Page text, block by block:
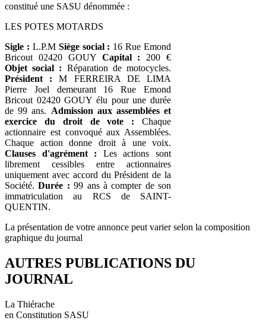
constitué une SASU dénommée :
LES POTES MOTARDS
Sigle : L.P.M Siège social : 16 Rue Emond
Bricout 02420 GOUY Capital : 200 €
Objet social : Réparation de motocycles.
Président : M FERREIRA DE LIMA
Pierre Joel demeurant 16 Rue Emond
Bricout 02420 GOUY élu pour une durée
de 99 ans. Admission aux assemblées et
exercice du droit de vote : Chaque
actionnaire est convoqué aux Assemblées.
Chaque action donne droit à une voix.
Clauses d'agrément : Les actions sont
librement cessibles entre actionnaires
uniquement avec accord du Président de la
Société.Durée : 99 ans à compter de son
immatriculation au RCS de SAINT-
QUENTIN.
La présentation de votre annonce peut varier selon la composition
graphique du journal
AUTRES PUBLICATIONS DU
JOURNAL
La Thiérache
en Constitution SASU